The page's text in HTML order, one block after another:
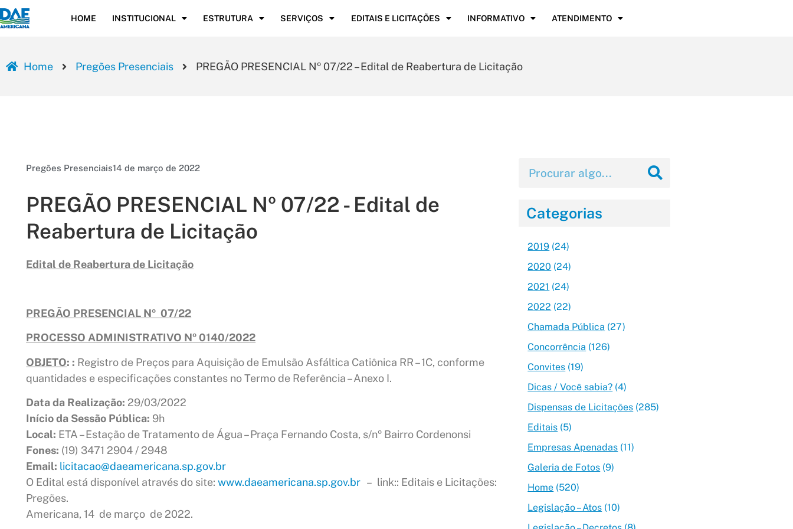
HOME INSTITUCIONAL ESTRUTURA SERVIÇOS EDITAIS E LICITAÇÕES INFORMATIVO ATENDIMENTO
Home Pregões Presenciais PREGÃO PRESENCIAL Nº 07/22 – Edital de Reabertura de Licitação
Pregões Presenciais14 de março de 2022
PREGÃO PRESENCIAL Nº 07/22 - Edital de
Reabertura de Licitação
Edital de Reabertura de Licitação
PREGÃO PRESENCIAL Nº 07/22
PROCESSO ADMINISTRATIVO Nº 0140/2022
OBJETO: : Registro de Preços para Aquisição de Emulsão Asfáltica Catiônica RR – 1C, conforme
quantidades e especificações constantes no Termo de Referência – Anexo I.
Data da Realização: 29/03/2022
Início da Sessão Pública: 9h
Local: ETA – Estação de Tratamento de Água – Praça Fernando Costa, s/nº Bairro Cordenonsi
Fones: (19) 3471 2904 / 2948
Email: licitacao@daeamericana.sp.gov.br
O Edital está disponível através do site:www.daeamericana.sp.gov.br – link:: Editais e Licitações:
Pregões.
Americana, 14 de março de 2022.
Categorias
2019 (24)
2020 (24)
2021 (24)
2022 (22)
Chamada Pública (27)
Concorrência (126)
Convites (19)
Dicas / Você sabia? (4)
Dispensas de Licitações (285)
Editais (5)
Empresas Apenadas (11)
Galeria de Fotos (9)
Home (520)
Legislação – Atos (10)